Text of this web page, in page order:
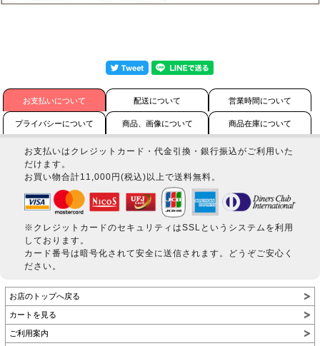
お支払いについて 配送について 営業時間について
プライバシーについて 商品、画像について 商品在庫について
お支払いはクレジットカード・代金引換・銀行振込がご利用いた
だけます。
お買い物合計11,000円(税込)以上で送料無料。
※クレジットカードのセキュリティはSSLというシステムを利用
しております。
カード番号は暗号化されて安全に送信されます。どうぞご安心く
ださい。
お店のトップへ戻る
カートを見る
ご利用案内